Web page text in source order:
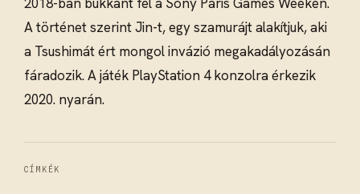
A történet szerint Jin-t, egy szamurájt alakítjuk, aki
a Tsushimát ért mongol invázió megakadályozásán
fáradozik. A játék PlayStation 4 konzolra érkezik
2020. nyarán.
CÍMKÉK